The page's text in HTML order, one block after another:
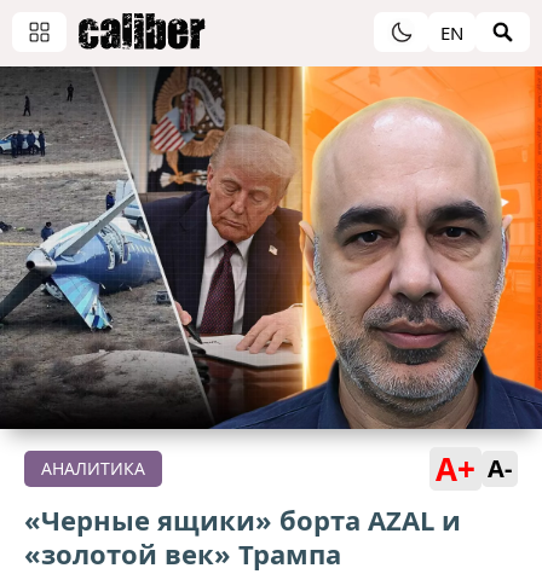
EN
АНАЛИТИКА A+ A-
«Черные ящики» борта AZAL и
«золотой век» Трампа